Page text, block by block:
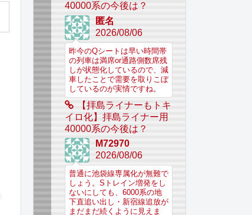
40000系の今後は？
匿名
2026/08/06
昨今のQシートは早い時間帯
の列車は満席or通路側数席残
しが状態化しているので、減
車したことで需要を取りこぼ
しているのが実情ですね。
【拝島ライナーもトキ
イロ化】拝島ライナー用
40000系の今後は？
M72970
2026/08/06
普通に池袋線専属化が無難で
しょう。Sトレイン増発をし
ないにしても、6000系の地
下直追い出し・新宿線追放が
まだまだ続くように見えま